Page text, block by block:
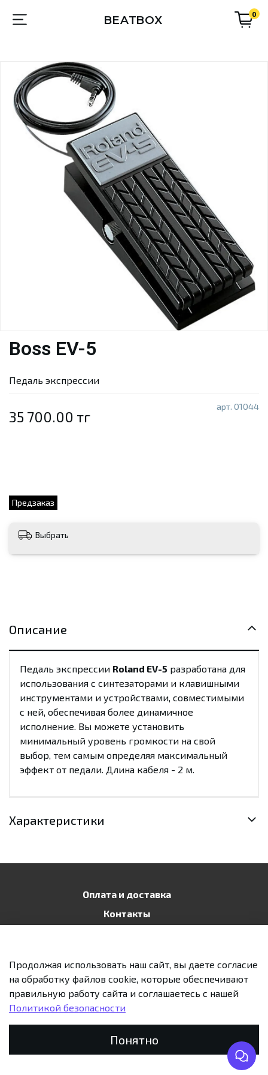
BEATBOX 0
арт. 01044
Предзаказ
Boss EV-5
35 700.00 тг
Предзаказ
Педаль экспрессии
Выбрать
Описание
Педаль экспрессии Roland EV-5 разработана для
использования с синтезаторами и клавишными
инструментами и устройствами, совместимыми
с ней, обеспечивая более динамичное
исполнение. Вы можете установить
минимальный уровень громкости на свой
выбор, тем самым определяя максимальный
эффект от педали. Длина кабеля - 2 м.
Характеристики
Оплата и доставка
Контакты
Возврат и обмен
Профиль
Продолжая использовать наш сайт, вы даете согласие
на обработку файлов cookie, которые обеспечивают
правильную работу сайта и соглашаетесь с нашей
Политикой безопасности
Понятно